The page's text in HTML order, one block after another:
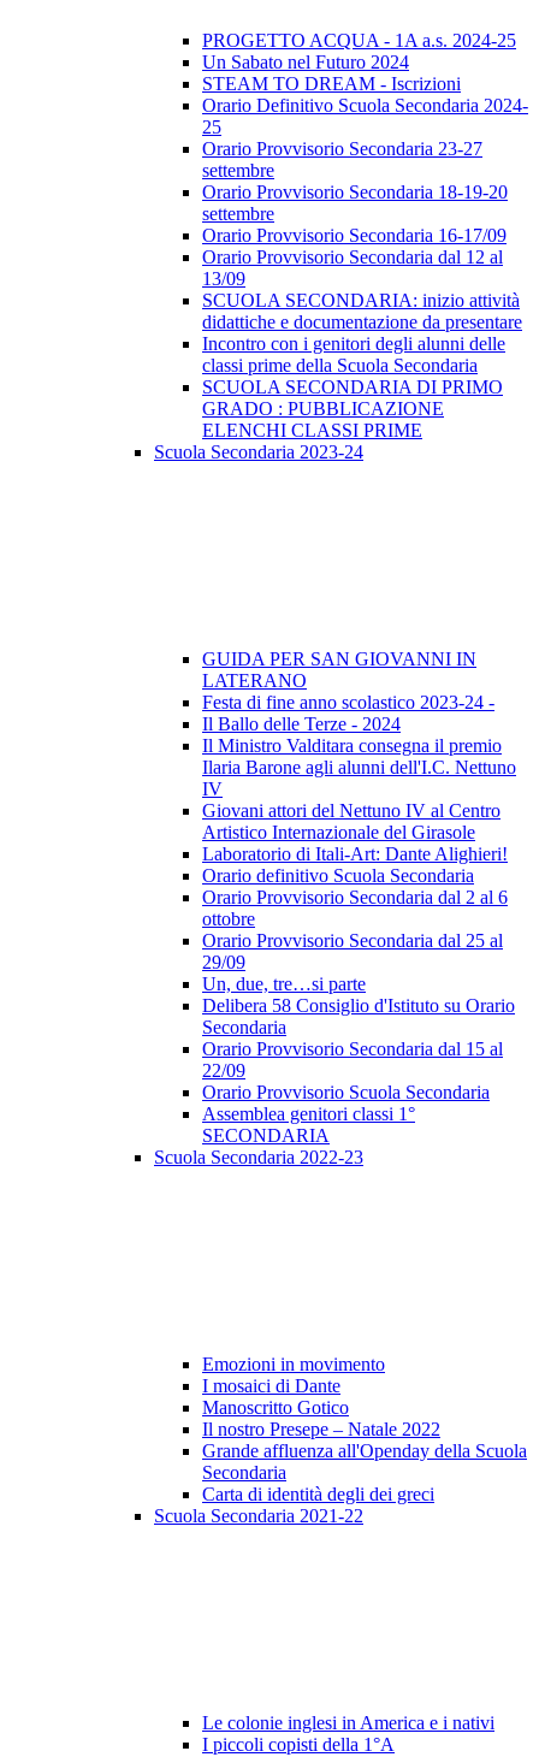
PROGETTO ACQUA - 1A a.s. 2024-25
Un Sabato nel Futuro 2024
STEAM TO DREAM - Iscrizioni
Orario Definitivo Scuola Secondaria 2024-
25
Orario Provvisorio Secondaria 23-27
settembre
Orario Provvisorio Secondaria 18-19-20
settembre
Orario Provvisorio Secondaria 16-17/09
Orario Provvisorio Secondaria dal 12 al
13/09
SCUOLA SECONDARIA: inizio attività
didattiche e documentazione da presentare
Incontro con i genitori degli alunni delle
classi prime della Scuola Secondaria
SCUOLA SECONDARIA DI PRIMO
GRADO : PUBBLICAZIONE
ELENCHI CLASSI PRIME
Scuola Secondaria 2023-24
GUIDA PER SAN GIOVANNI IN
LATERANO
Festa di fine anno scolastico 2023-24 -
Il Ballo delle Terze - 2024
Il Ministro Valditara consegna il premio
Ilaria Barone agli alunni dell'I.C. Nettuno
IV
Giovani attori del Nettuno IV al Centro
Artistico Internazionale del Girasole
Laboratorio di Itali-Art: Dante Alighieri!
Orario definitivo Scuola Secondaria
Orario Provvisorio Secondaria dal 2 al 6
ottobre
Orario Provvisorio Secondaria dal 25 al
29/09
Un, due, tre…si parte
Delibera 58 Consiglio d'Istituto su Orario
Secondaria
Orario Provvisorio Secondaria dal 15 al
22/09
Orario Provvisorio Scuola Secondaria
Assemblea genitori classi 1°
SECONDARIA
Scuola Secondaria 2022-23
Emozioni in movimento
I mosaici di Dante
Manoscritto Gotico
Il nostro Presepe – Natale 2022
Grande affluenza all'Openday della Scuola
Secondaria
Carta di identità degli dei greci
Scuola Secondaria 2021-22
Le colonie inglesi in America e i nativi
I piccoli copisti della 1°A